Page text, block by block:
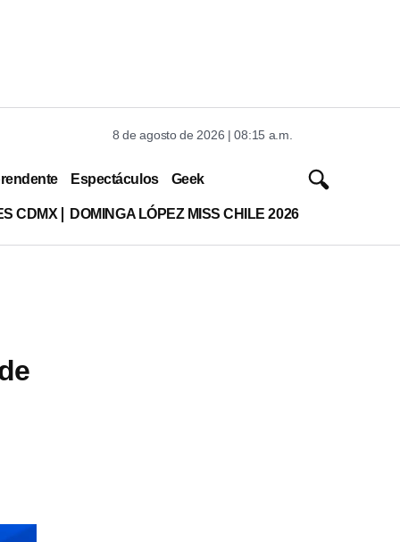
8 de agosto de 2026 | 08:15 a.m.
Espectáculos Geek
CDMX DOMINGA LÓPEZ MISS CHILE 2026